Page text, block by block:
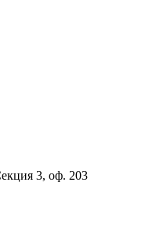
3, оф. 203